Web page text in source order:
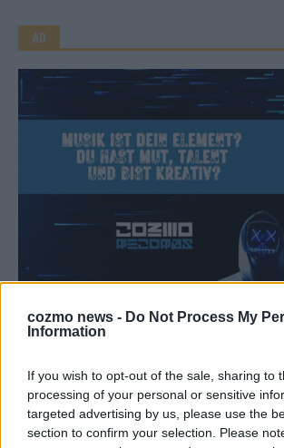
cozmo news - Do Not Process My
Information
If you wish to opt-out of the sale, sharing to
processing of your personal or sensitive
targeted advertising by us, please use the
section to confirm your selection. Please
AD
WERBE BEI UNS!